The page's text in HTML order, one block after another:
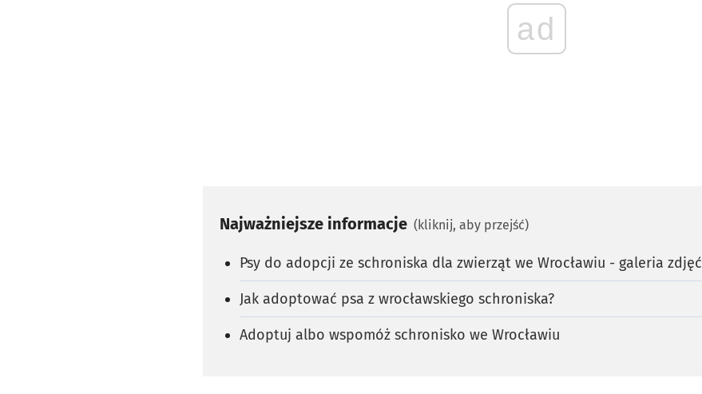
ad
Najważniejsze informacje (kliknij, aby przejść)
Psy do adopcji ze schroniska dla zwierząt we Wrocławiu - galeria zdjęć
Jak adoptować psa z wrocławskiego schroniska?
Adoptuj albo wspomóż schronisko we Wrocławiu